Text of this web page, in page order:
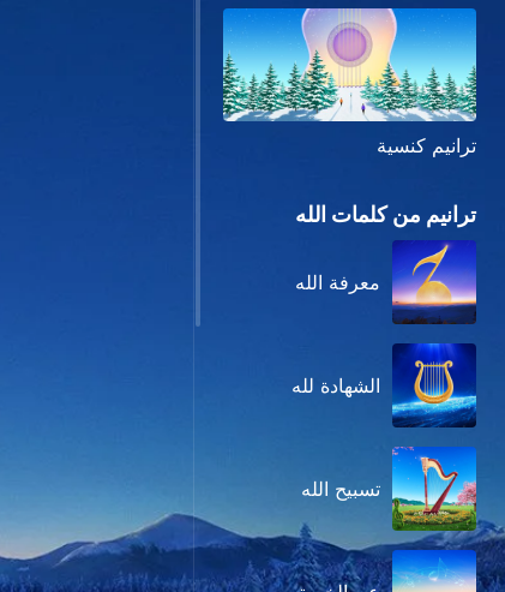
ترانيم كنسية
ترانيم من كلمات الله
معرفة الله
الشهادة لله
تسبيح الله